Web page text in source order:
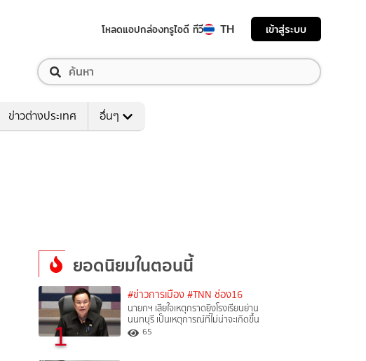
โหลดแอปกล่องทรูไอดี ทีวี TH เข้าสู่ระบบ
ข่าวต่างประเทศ อื่นๆ
ยอดนิยมในตอนนี้
1
#ข่าวการเมือง #TNN ช่อง16
นายกฯ เสียใจเหตุกราดยิงโรงเรียนย่าน
นนทบุรี เป็นเหตุการณ์ที่ไม่น่าจะเกิดขึ้น
65